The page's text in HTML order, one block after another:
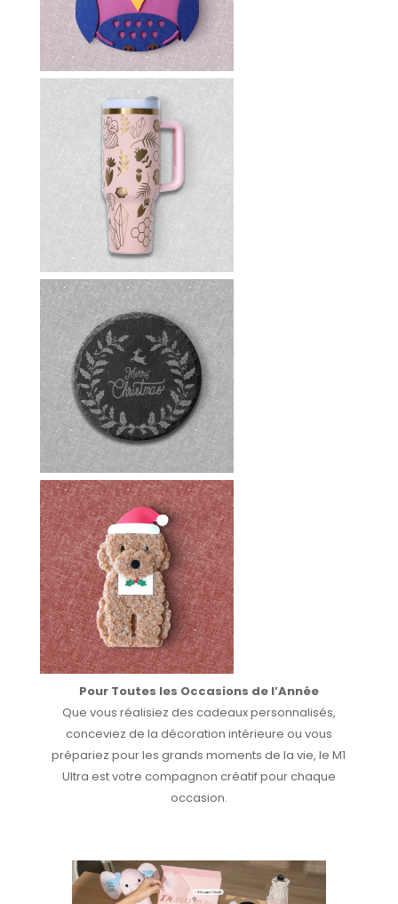
Pour Toutes les Occasions de l’Année
Que vous réalisiez des cadeaux personnalisés,
conceviez de la décoration intérieure ou vous
prépariez pour les grands moments de la vie, le M1
Ultra est votre compagnon créatif pour chaque
occasion.